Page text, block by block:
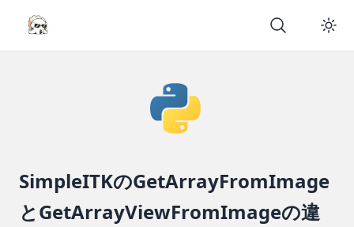
SimpleITKのGetArrayFromImage
とGetArrayViewFromImageの違